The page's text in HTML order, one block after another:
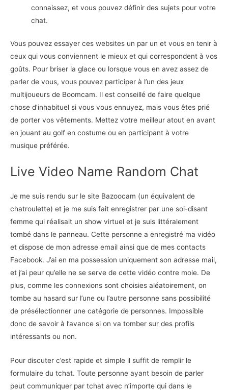
connaissez, et vous pouvez définir des sujets pour votre
chat.
Vous pouvez essayer ces websites un par un et vous en tenir à
ceux qui vous conviennent le mieux et qui correspondent à vos
goûts. Pour briser la glace ou lorsque vous en avez assez de
parler de vous, vous pouvez participer à l’un des jeux
multijoueurs de Boomcam. Il est conseillé de faire quelque
chose d’inhabituel si vous vous ennuyez, mais vous êtes prié
de porter vos vêtements. Mettez votre meilleur atout en avant
en jouant au golf en costume ou en participant à votre
musique préférée.
Live Video Name Random Chat
Je me suis rendu sur le site Bazoocam (un équivalent de
chatroulette) et je me suis fait enregistrer par une soi-disant
femme qui réalisait un show virtuel et je suis littéralement
tombé dans le panneau. Cette personne a enregistré ma vidéo
et dispose de mon adresse email ainsi que de mes contacts
Facebook. J’ai en ma possession uniquement son adresse mail,
et j’ai peur qu’elle ne se serve de cette vidéo contre moie. De
plus, comme les connexions sont choisies aléatoirement, on
tombe au hasard sur l’une ou l’autre personne sans possibilité
de présélectionner une catégorie de personnes. Impossible
donc de savoir à l’avance si on va tomber sur des profils
intéressants ou non.
Pour discuter c’est rapide et simple il suffit de remplir le
formulaire du tchat. Toute personne ayant besoin de parler
peut communiquer par tchat avec n’importe qui dans le